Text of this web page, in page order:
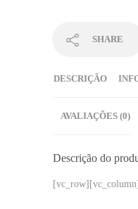
SHARE
DESCRIÇÃO
AVALIAÇÕES (0)
Descrição do